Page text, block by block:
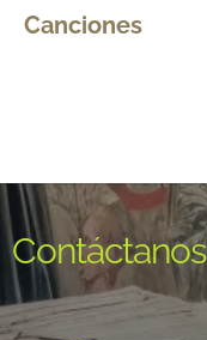
Canciones
Contáctanos